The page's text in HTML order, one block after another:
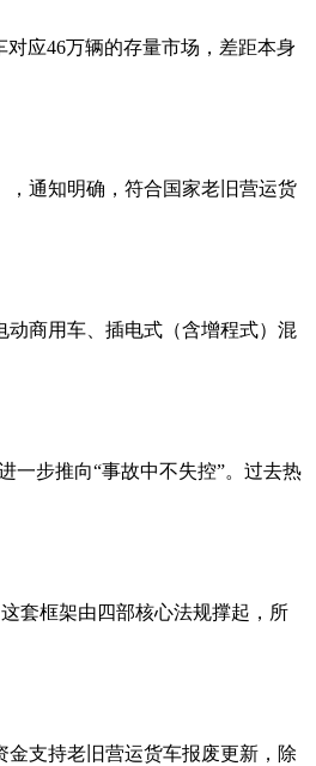
对应46万辆的存量市场，差距本身
通知明确，符合国家老旧营运货
动商用车、插电式（含增程式）混
一步推向“事故中不失控”。过去热
套框架由四部核心法规撑起，所
金支持老旧营运货车报废更新，除